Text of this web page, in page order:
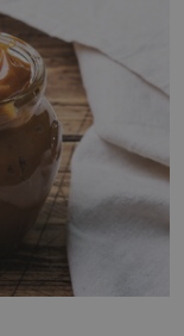
Bernardinelli a
prací
v rámci
[…]